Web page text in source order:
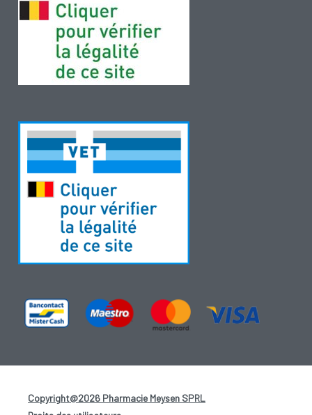
Copyright@2026 Pharmacie Meysen SPRL